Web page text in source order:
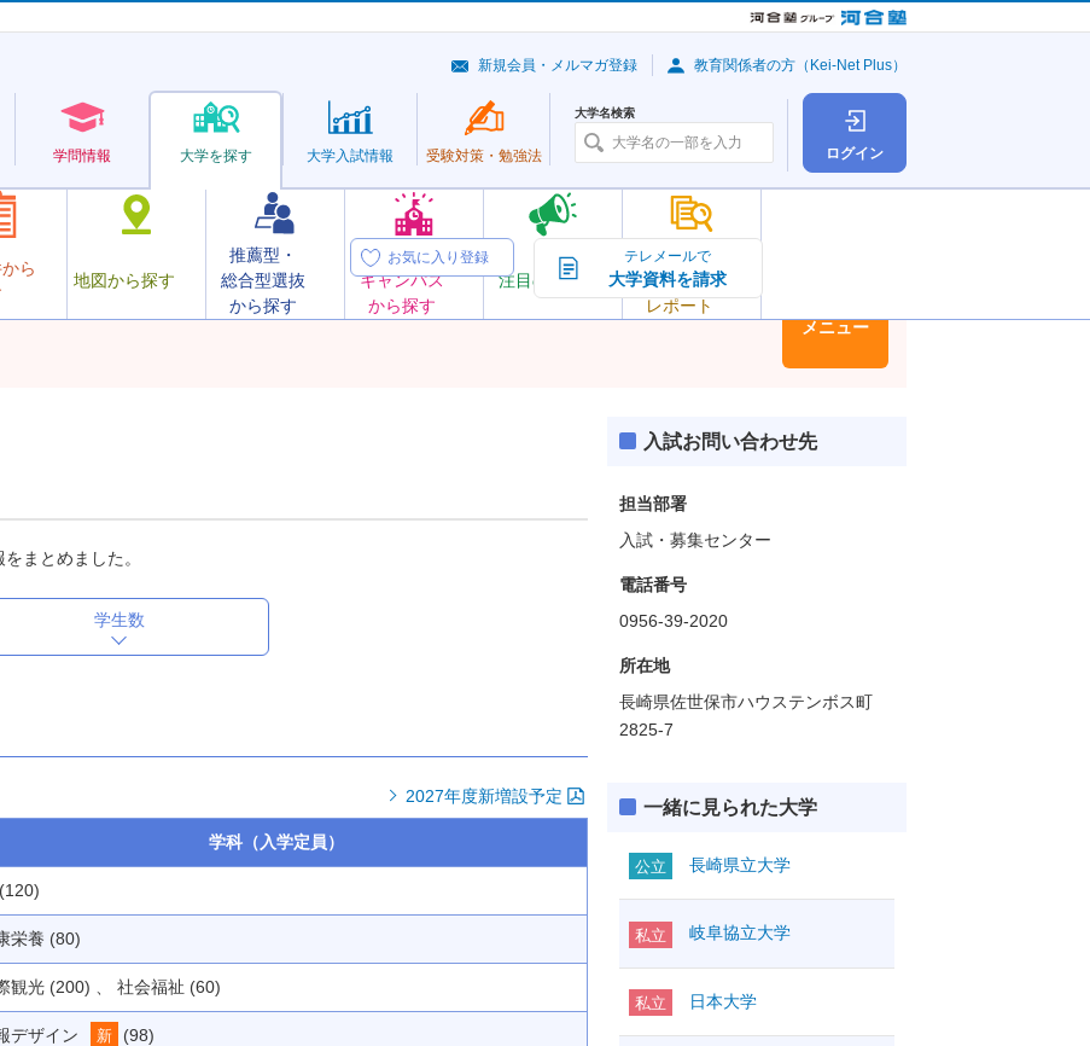
ログイン
学問情報 大学を探す
ら
地図から探す
推薦型・
総合型選抜
から探す
オープン
キャンパス
から探す
注目の大学
大学の今
トピック＆
レポート
大学入試情報 受験対策・ 勉強法
大学名検索
新規会員・メルマガ登録 教育関係者の方（Kei-Net Plus）
お気に入り登録 テレメールで
大学資料を請求
メニュー
まとめました。
学生数
2027年度新増設予定
学科（入学定員）
栄養 (80)
観光 (200) 、 社会福祉 (60)
デザイン 新 (98)
入試お問い合わせ先
担当部署
入試・募集センター
電話番号
0956-39-2020
所在地
長崎県佐世保市ハウステンボス町
2825-7
一緒に見られた大学
公立 長崎県立大学
私立 岐阜協立大学
私立 日本大学